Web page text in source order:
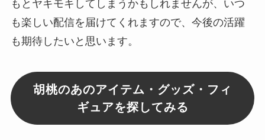
もと ヤキモキ してしまうかもしれませんが、いつ
も楽しい配信を届けてくれますので、今後の活躍
も期待したいと思います。
胡桃のあのアイテム・グッズ・フィ
ギュアを探してみる